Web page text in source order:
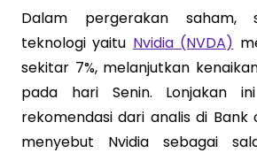
Dalam pergerakan saham,
teknologi yaitu Nvidia (NVDA)
sekitar 7%, melanjutkan
pada hari Senin. Lonjakan
rekomendasi dari analis di Bank
menyebut Nvidia sebagai